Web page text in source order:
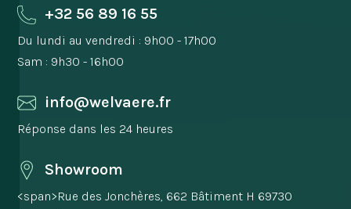
+32 56 89 16 55
Du lundi au vendredi : 9h00 - 17h00
Sam : 9h30 - 16h00
info@welvaere.fr
Réponse dans les 24 heures
Showroom
<span>Rue des Jonchères, 662 Bâtiment H 69730